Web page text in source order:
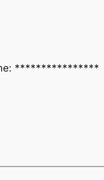
****************